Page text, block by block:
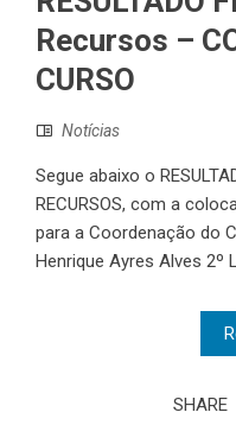
Recursos –
CURSO
Notícias
Segue abaixo o
RECURSOS, com a
para a Coordenação do
Henrique Ayres Alves 2º
SHARE